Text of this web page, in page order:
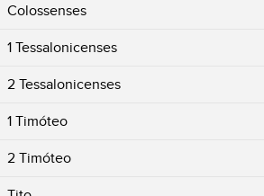
Colossenses
1 Tessalonicenses
2 Tessalonicenses
1 Timóteo
2 Timóteo